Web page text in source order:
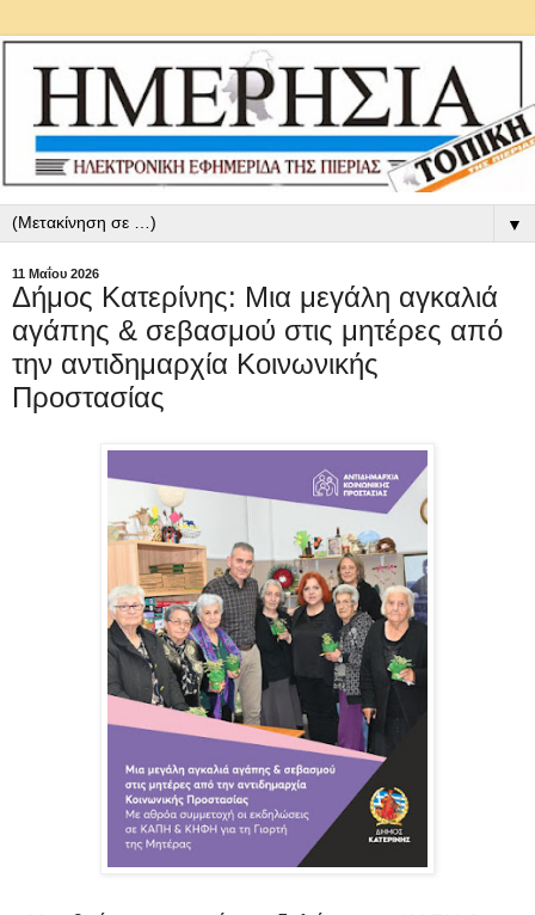
▼
11 Μαΐου 2026
Δήμος Κατερίνης: Μια μεγάλη αγκαλιά
αγάπης & σεβασμού στις μητέρες από
την αντιδημαρχία Κοινωνικής
Προστασίας